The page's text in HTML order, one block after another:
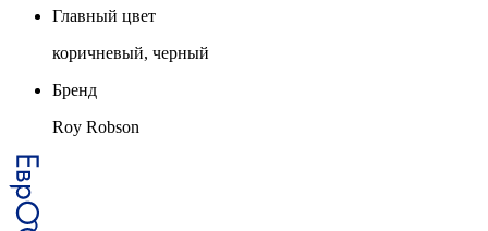
Главный цвет
коричневый, черный
Бренд
Roy Robson